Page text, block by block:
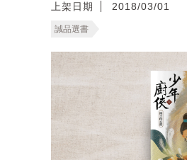
上架日期 2018/03/01
誠品選書